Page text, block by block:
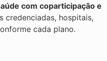
com coparticipação e
credenciadas, hospitais,
cada plano.